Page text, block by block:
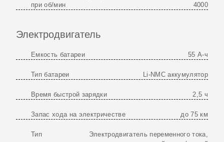
при об/мин
4000
Электродвигатель
Емкость батареи 55 А-ч
Тип батареи Li-NMC аккумулятор
Время быстрой зарядки 2,5 ч
Запас хода на электричестве до 75 км
Тип
Электродвигатель переменного тока,